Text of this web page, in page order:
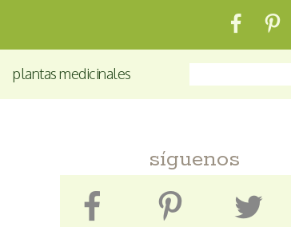
plantas medicinales
síguenos